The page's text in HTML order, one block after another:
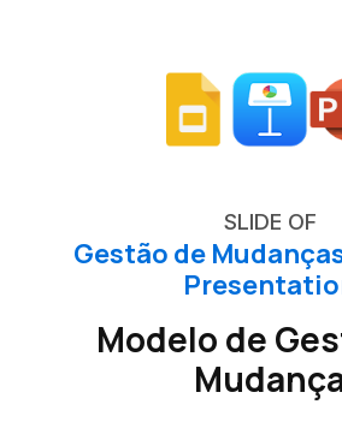
SLIDE OF
Gestão de
Modelo de